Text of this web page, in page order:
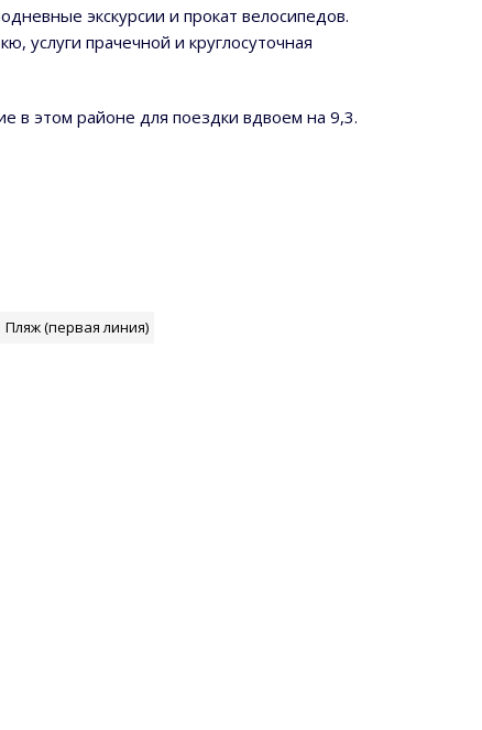
экскурсии и прокат велосипедов.
услуги прачечной и круглосуточная
в этом районе для поездки вдвоем на 9,3.
Пляж (первая линия)